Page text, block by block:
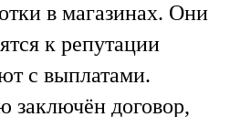
в магазинах. Они
к репутации
с выплатами.
заключён договор,